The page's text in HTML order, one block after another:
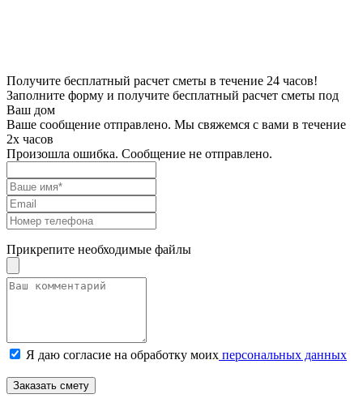
Получите бесплатный расчет сметы в течение 24 часов!
Заполните форму и получите бесплатный расчет сметы под
Ваш дом
Ваше сообщение отправлено. Мы свяжемся с вами в течение
2х часов
Произошла ошибка. Сообщение не отправлено.
Прикрепите необходимые файлы
Я даю согласие на обработку моих персональных данных
Заказать смету